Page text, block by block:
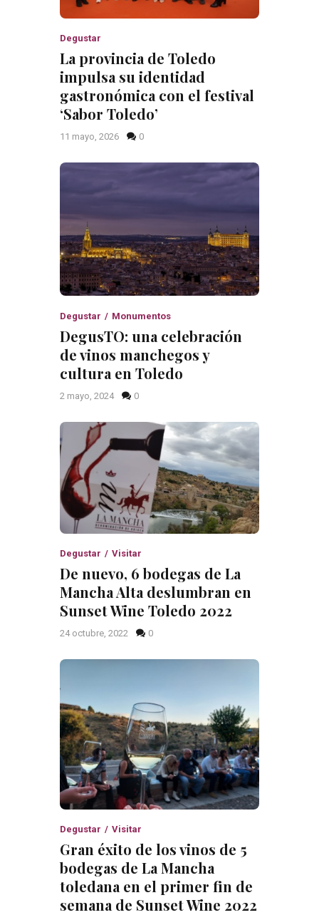
Degustar
La provincia de Toledo
impulsa su identidad
gastronómica con el festival
‘Sabor Toledo’
11 mayo, 2026 0
Degustar Monumentos
DegusTO: una celebración
de vinos manchegos y
cultura en Toledo
2 mayo, 2024 0
Degustar Visitar
De nuevo, 6 bodegas de La
Mancha Alta deslumbran en
Sunset Wine Toledo 2022
24 octubre, 2022 0
Degustar Visitar
Gran éxito de los vinos de 5
bodegas de La Mancha
toledana en el primer fin de
semana de Sunset Wine 2022